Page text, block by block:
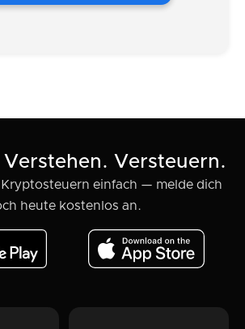
Versteuern.
einfach — melde dich
heute kostenlos an.